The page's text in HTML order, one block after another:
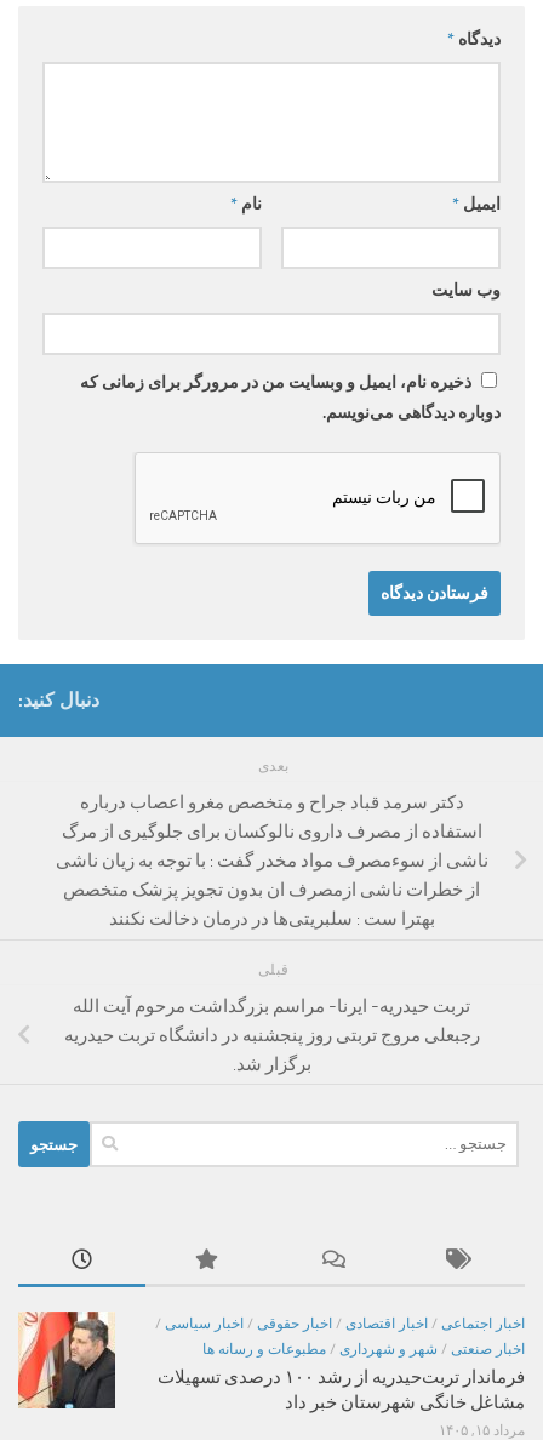
دیدگاه *
نام * ایمیل *
وب‌ سایت
ذخیره نام، ایمیل و وبسایت من در مرورگر برای زمانی که
دوباره دیدگاهی می‌نویسم.
دنبال کنید:
بعدی
دکتر سرمد قباد جراح و متخصص مغرو اعصاب درباره
استفاده از مصرف داروی نالوکسان برای جلوگیری از مرگ
ناشی از سوء‌مصرف مواد مخدر گفت : با توجه به زیان ناشی
از خطرات ناشی ازمصرف ان بدون تجویز پزشک متخصص
بهترا ست : سلبریتی‌ها در درمان دخالت نکنند
قبلی
تربت حیدریه- ایرنا- مراسم بزرگداشت مرحوم آیت الله
رجبعلی مروج تربتی روز پنجشنبه در دانشگاه تربت حیدریه
برگزار شد.
برای:
اخبار اجتماعی / اخبار اقتصادی / اخبار حقوقی / اخبار سیاسی /
اخبار صنعتی / شهر و شهرداری / مطبوعات و رسانه ها
فرماندار تربت‌حیدریه از رشد ۱۰۰ درصدی تسهیلات
مشاغل خانگی شهرستان خبر داد
مرداد ۱۵, ۱۴۰۵